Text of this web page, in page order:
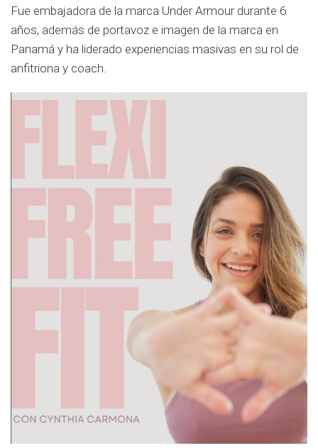
Fue embajadora de la marca Under Armour durante 6
años, además de portavoz e imagen de la marca en
Panamá y ha liderado experiencias masivas en su rol de
anfitriona y coach.